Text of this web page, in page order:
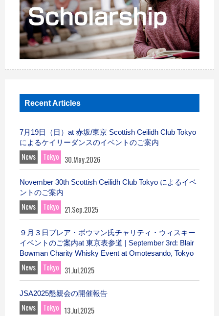
Recent Articles
7月19日（日）at 赤坂/東京 Scottish Ceilidh Club Tokyo
によるケイリーダンスのイベントのご案内
News Tokyo 30.May.2026
November 30th Scottish Ceilidh Club Tokyo によるイベ
ントのご案内
News Tokyo 21.Sep.2025
９月３日ブレア・ボウマン氏チャリティ・ウィスキー
イベントのご案内at 東京表参道 | September 3rd: Blair
Bowman Charity Whisky Event at Omotesando, Tokyo
News Tokyo 31.Jul.2025
JSA2025懇親会の開催報告
News Tokyo 13.Jul.2025